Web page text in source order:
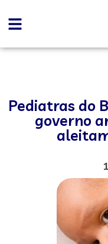
Pediatras do
governo